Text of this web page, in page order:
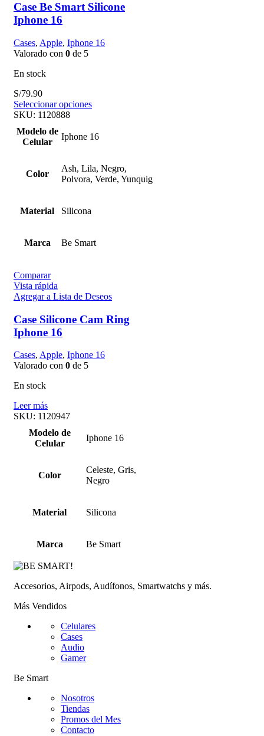
Case Be Smart Silicone
Iphone 16
Cases, Apple, Iphone 16
Valorado con 0 de 5
En stock
S/79.90
Seleccionar opciones
SKU: 1120888
Modelo de
Celular
Iphone 16
Color
Ash, Lila, Negro,
Polvora, Verde, Yunquig
Material Silicona
Marca Be Smart
Comparar
Vista rápida
Agregar a Lista de Deseos
Case Silicone Cam Ring
Iphone 16
Cases, Apple, Iphone 16
Valorado con 0 de 5
En stock
Leer más
SKU: 1120947
Modelo de
Celular
Iphone 16
Color
Celeste, Gris,
Negro
Material Silicona
Marca Be Smart
Accesorios, Airpods, Audífonos, Smartwatchs y más.
Más Vendidos
Celulares
Cases
Audio
Gamer
Be Smart
Nosotros
Tiendas
Promos del Mes
Contacto